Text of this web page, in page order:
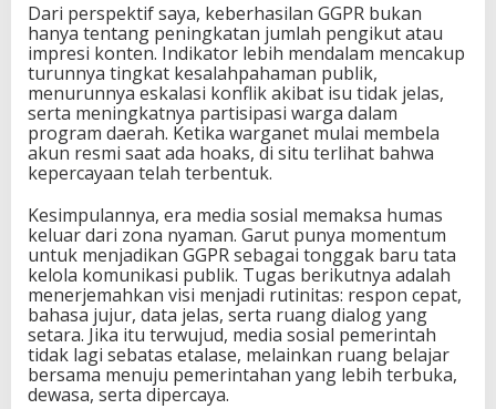
Dari perspektif saya, keberhasilan GGPR bukan
hanya tentang peningkatan jumlah pengikut atau
impresi konten. Indikator lebih mendalam mencakup
turunnya tingkat kesalahpahaman publik,
menurunnya eskalasi konflik akibat isu tidak jelas,
serta meningkatnya partisipasi warga dalam
program daerah. Ketika warganet mulai membela
akun resmi saat ada hoaks, di situ terlihat bahwa
kepercayaan telah terbentuk.
Kesimpulannya, era media sosial memaksa humas
keluar dari zona nyaman. Garut punya momentum
untuk menjadikan GGPR sebagai tonggak baru tata
kelola komunikasi publik. Tugas berikutnya adalah
menerjemahkan visi menjadi rutinitas: respon cepat,
bahasa jujur, data jelas, serta ruang dialog yang
setara. Jika itu terwujud, media sosial pemerintah
tidak lagi sebatas etalase, melainkan ruang belajar
bersama menuju pemerintahan yang lebih terbuka,
dewasa, serta dipercaya.